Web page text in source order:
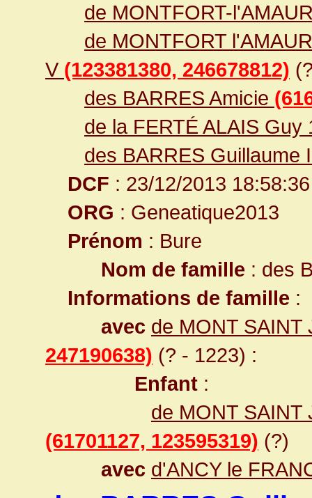
de MONTFORT-
de MONTFORT
V (123381380, 246678812)
des BARRES Amicie
de la FERTÉ ALAIS Guy
des BARRES Guillaume
DCF : 23/12/2013 18:58:36
ORG : Geneatique2013
Prénom : Bure
Nom de famille : des
Informations de famille :
avec de MONT
247190638) (? - 1223) :
Enfant :
de MONT SAINT
(61701127, 123595319) (?)
avec d'ANCY le